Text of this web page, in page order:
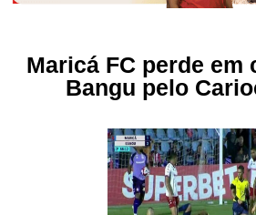
Maricá FC perde em
Bangu pelo